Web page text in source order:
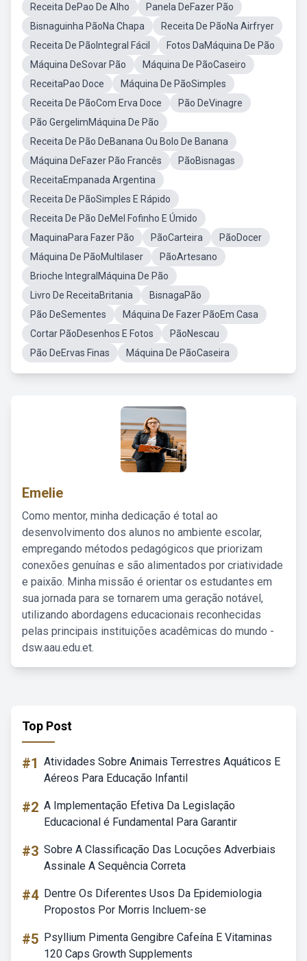
Receita DePao De Alho
Panela DeFazer Pão
Bisnaguinha PãoNa Chapa
Receita De PãoNa Airfryer
Receita De PãoIntegral Fácil
Fotos DaMáquina De Pão
Máquina DeSovar Pão
Máquina De PãoCaseiro
ReceitaPao Doce
Máquina De PãoSimples
Receita De PãoCom Erva Doce
Pão DeVinagre
Pão GergelimMáquina De Pão
Receita De Pão DeBanana Ou Bolo De Banana
Máquina DeFazer Pão Francês
PãoBisnagas
ReceitaEmpanada Argentina
Receita De PãoSimples E Rápido
Receita De Pão DeMel Fofinho E Úmido
MaquinaPara Fazer Pão
PãoCarteira
PãoDocer
Máquina De PãoMultilaser
PãoArtesano
Brioche IntegralMáquina De Pão
Livro De ReceitaBritania
BisnagaPão
Pão DeSementes
Máquina De Fazer PãoEm Casa
Cortar PãoDesenhos E Fotos
PãoNescau
Pão DeErvas Finas
Máquina De PãoCaseira
Emelie
Como mentor, minha dedicação é total ao
desenvolvimento dos alunos no ambiente escolar,
empregando métodos pedagógicos que priorizam
conexões genuínas e são alimentados por criatividade
e paixão. Minha missão é orientar os estudantes em
sua jornada para se tornarem uma geração notável,
utilizando abordagens educacionais reconhecidas
pelas principais instituições acadêmicas do mundo -
dsw.aau.edu.et.
Top Post
#1 Atividades Sobre Animais Terrestres Aquáticos E
Aéreos Para Educação Infantil
#2 A Implementação Efetiva Da Legislação
Educacional é Fundamental Para Garantir
#3 Sobre A Classificação Das Locuções Adverbiais
Assinale A Sequência Correta
#4 Dentre Os Diferentes Usos Da Epidemiologia
Propostos Por Morris Incluem-se
#5 Psyllium Pimenta Gengibre Cafeína E Vitaminas
120 Caps Growth Supplements